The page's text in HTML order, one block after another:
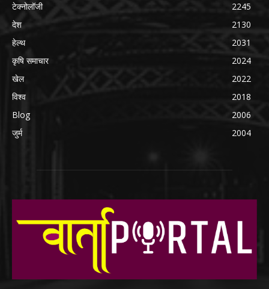
टेक्नोलॉजी
2245
देश
2130
हेल्थ
2031
कृषि समाचार
2024
खेल
2022
विश्व
2018
Blog
2006
जुर्म
2004